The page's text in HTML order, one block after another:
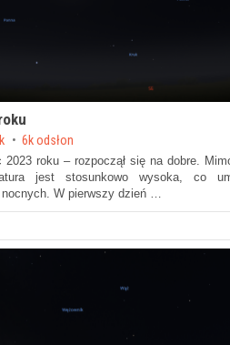
6k odsłon
roku – rozpoczął się na dobre.
jest stosunkowo wysoka, co
nocnych. W pierwszy dzień …